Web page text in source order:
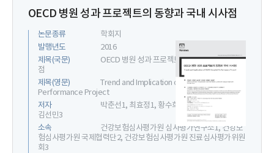
OECD 병원 성과 프로젝트의 동향과 국내 시사점
논문종류
학회지
발행년도
2016
제목(국문)
OECD 병원 성과 프로젝트의 동향과 국내 시사
점
제목(영문)
Trend and Implication of OECD Hospital
Performance Project
저자
박춘선1, 최효정1, 황수희1, 임지혜1, 김경훈2,
김선민3
소속
건강보험심사평가원 심사평가연구소1, 건강보
험심사평가원 국제협력단2, 건강보험심사평가원 진료심사평가위원
회3